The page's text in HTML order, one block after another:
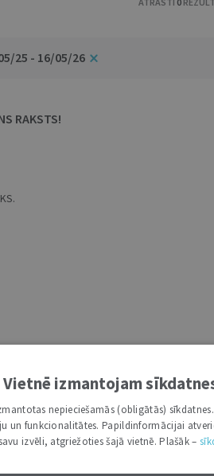
25 - 16/05/26
RAKSTS!
Vietnē izmantojam
nepieciešamās (obligātās)
un funkcionalitātes. Papildinformācijai
izvēli, atgriežoties šajā vietnē. Plašāk –